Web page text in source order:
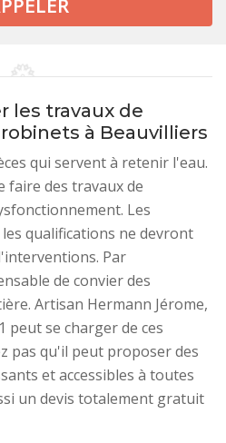
les travaux de
à Beauvilliers
qui servent à retenir l'eau.
faire des travaux de
Les
qualifications ne devront
Par
de convier des
Artisan Hermann Jérome,
peut se charger de ces
pas qu'il peut proposer des
et accessibles à toutes
un devis totalement gratuit